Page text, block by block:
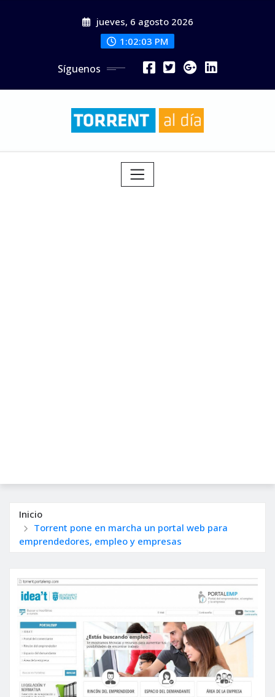
jueves, 6 agosto 2026
1:02:04 PM
Síguenos
Inicio
Torrent pone en marcha un portal web para
emprendedores, empleo y empresas